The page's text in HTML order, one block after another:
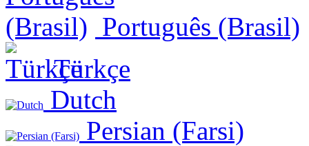
Português (Brasil)
Türkçe
Dutch
Persian (Farsi)